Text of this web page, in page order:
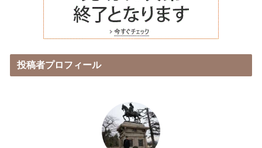
投稿者プロフィール